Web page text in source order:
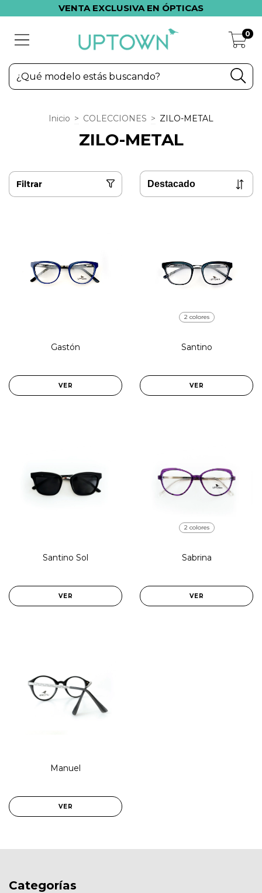
VENTA EXCLUSIVA EN ÓPTICAS
0
Inicio > COLECCIONES > ZILO-METAL
ZILO-METAL
Filtrar
Gastón
VER
2 colores
Santino
VER
Santino Sol
VER
2 colores
Sabrina
VER
Manuel
VER
Categorías